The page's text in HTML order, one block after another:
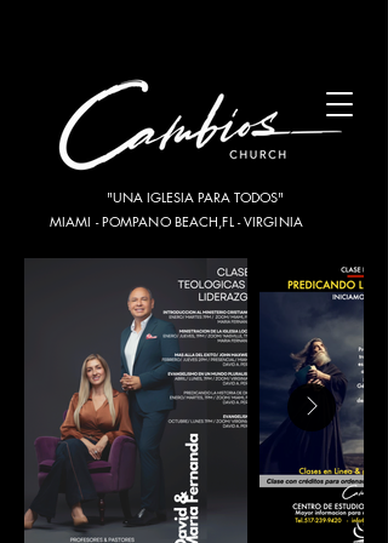
"UNA IGLESIA PARA TODOS"
MIAMI - POMPANO BEACH,FL - VIRGINIA